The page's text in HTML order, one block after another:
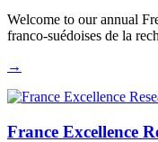
Welcome to our annual
franco-suédoises de la
→
France Excellence